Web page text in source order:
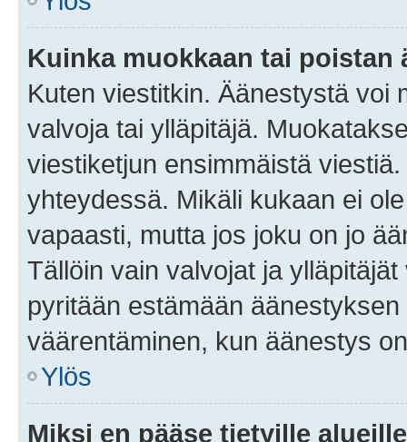
Kuinka muokkaan tai poistan
Kuten viestitkin. Äänestystä voi
valvoja tai ylläpitäjä.
viestiketjun ensimmäistä
yhteydessä. Mikäli kukaan ei
vapaasti, mutta jos joku on jo
Tällöin vain valvojat ja
pyritään estämään
väärentäminen, kun äänestys
Ylös
Miksi en pääse tietyille